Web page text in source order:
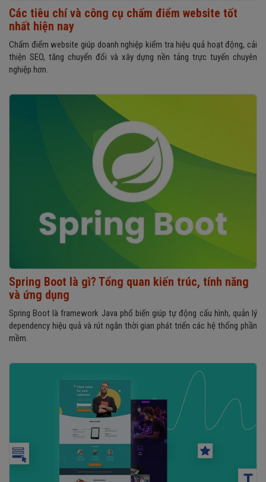
Các tiêu chí và công cụ chấm điểm website tốt
nhất hiện nay
Chấm điểm website giúp doanh nghiệp kiểm tra hiệu quả hoạt động, cải
thiện SEO, tăng chuyển đổi và xây dựng nền tảng trực tuyến chuyên
nghiệp hơn.
Spring Boot là gì? Tổng quan kiến trúc, tính năng
và ứng dụng
Spring Boot là framework Java phổ biến giúp tự động cấu hình, quản lý
dependency hiệu quả và rút ngắn thời gian phát triển các hệ thống phần
mềm.